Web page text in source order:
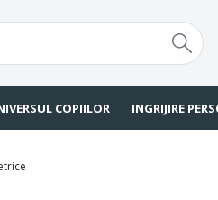
COPIILOR INGRIJIRE